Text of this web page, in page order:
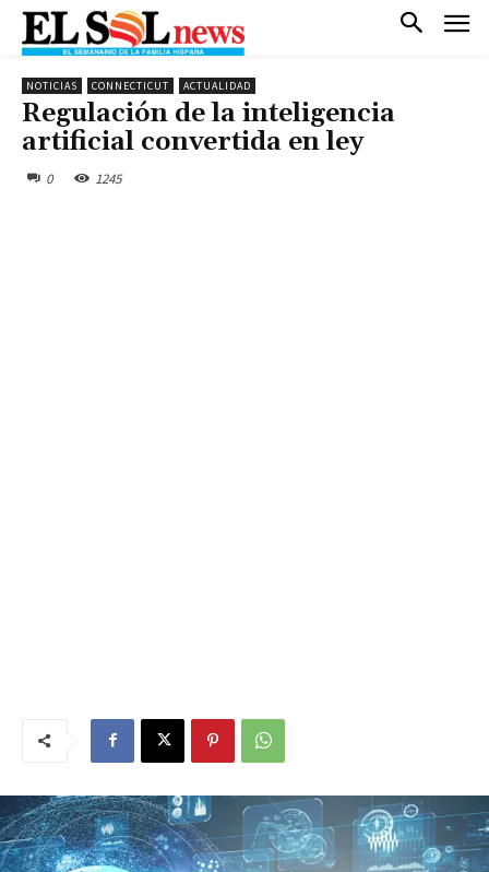
NOTICIAS CONNECTICUT ACTUALIDAD
Regulación de la inteligencia
artificial convertida en ley
0 1245